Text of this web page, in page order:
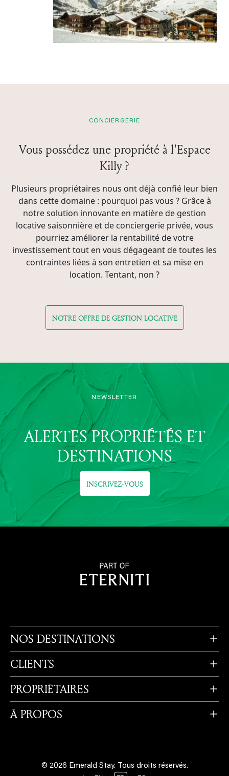
CONCIERGERIE
Vous possédez une propriété à l'Espace
Killy ?
Plusieurs propriétaires nous ont déjà confié leur bien
dans cette domaine : pourquoi pas vous ? Grâce à
notre solution innovante en matière de gestion
locative saisonnière et de conciergerie privée, vous
pourriez améliorer la rentabilité de votre
investissement tout en vous dégageant de toutes les
contraintes liées à son entretien et sa mise en
location. Tentant, non ?
NOTRE OFFRE DE GESTION LOCATIVE
NEWSLETTER
ALERTES PROPRIÉTÉS ET
DESTINATIONS
INSCRIVEZ-VOUS
NOS DESTINATIONS
CLIENTS
PROPRIÉTAIRES
À PROPOS
© 2026 Emerald Stay. Tous droits réservés.